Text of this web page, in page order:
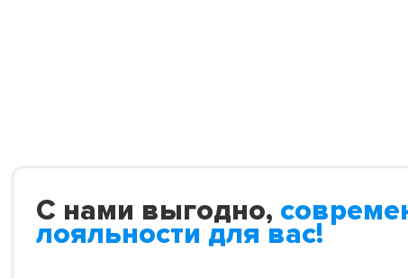
С нами выгодно,
лояльности для вас!